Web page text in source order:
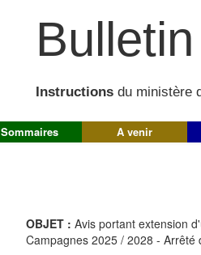
Instructions du ministère
Sommaires A venir
OBJET : Avis portant extension
Campagnes 2025 / 2028 -